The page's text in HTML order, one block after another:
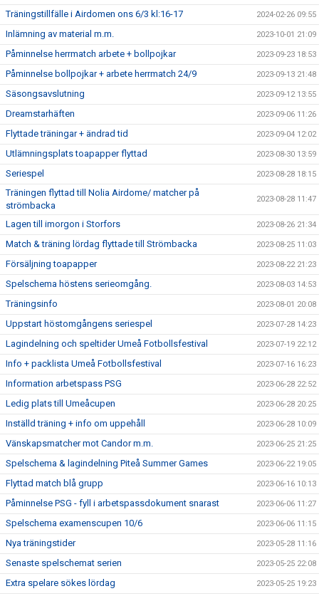
Träningstillfälle i Airdomen ons 6/3 kl:16-17 2024-02-26 09:55
Inlämning av material m.m. 2023-10-01 21:09
Påminnelse herrmatch arbete + bollpojkar 2023-09-23 18:53
Påminnelse bollpojkar + arbete herrmatch 24/9 2023-09-13 21:48
Säsongsavslutning 2023-09-12 13:55
Dreamstarhäften 2023-09-06 11:26
Flyttade träningar + ändrad tid 2023-09-04 12:02
Utlämningsplats toapapper flyttad 2023-08-30 13:59
Seriespel 2023-08-28 18:15
Träningen flyttad till Nolia Airdome/ matcher på
strömbacka
2023-08-28 11:47
Lagen till imorgon i Storfors 2023-08-26 21:34
Match & träning lördag flyttade till Strömbacka 2023-08-25 11:03
Försäljning toapapper 2023-08-22 21:23
Spelschema höstens serieomgång. 2023-08-03 14:53
Träningsinfo 2023-08-01 20:08
Uppstart höstomgångens seriespel 2023-07-28 14:23
Lagindelning och speltider Umeå Fotbollsfestival 2023-07-19 22:12
Info + packlista Umeå Fotbollsfestival 2023-07-16 16:23
Information arbetspass PSG 2023-06-28 22:52
Ledig plats till Umeåcupen 2023-06-28 20:25
Inställd träning + info om uppehåll 2023-06-28 10:09
Vänskapsmatcher mot Candor m.m. 2023-06-25 21:25
Spelschema & lagindelning Piteå Summer Games 2023-06-22 19:05
Flyttad match blå grupp 2023-06-16 10:13
Påminnelse PSG - fyll i arbetspassdokument snarast 2023-06-06 11:27
Spelschema examenscupen 10/6 2023-06-06 11:15
Nya träningstider 2023-05-28 11:16
Senaste spelschemat serien 2023-05-25 22:08
Extra spelare sökes lördag 2023-05-25 19:23